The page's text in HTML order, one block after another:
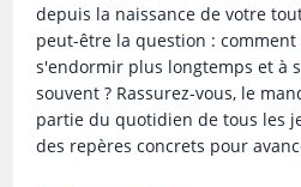
depuis la naissance de votre
peut-être la question :
s'endormir plus longtemps et à
souvent ? Rassurez-vous, le
partie du quotidien de tous les
des repères concrets pour